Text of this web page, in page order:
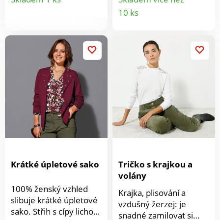
zakončením a knoflíčky
detailům, kterým nelze
odolat. Kulatý výstřih +
knoflík a očko vzadu.
Vpředu a vzadu vsadka
macramé s ažurovou
krajkou a vlnkovaným
zakončením. Dlouhé
široké pružné rukávy.
Na spodním lemu
volán. Lze prát v
vsadka ve stylu
"motýla". Dlouhé
lem. Lze prát v pračce.
10 ks
Krátké úpletové sako
100% ženský vzhled
slibuje krátké úpletové
sako. Střih s cípy lichotí
Tričko s krajkou a
volány
Krajka, plisování a
vzdušný žerzej: je
snadné zamilovat si